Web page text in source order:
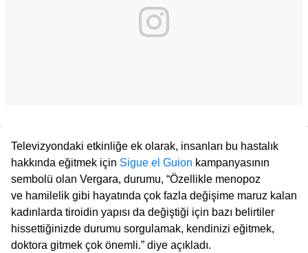
Televizyondaki etkinliğe ek olarak, insanları bu hastalık
hakkında eğitmek için Sigue el Guion kampanyasının
sembolü olan Vergara, durumu, “Özellikle menopoz
ve hamilelik gibi hayatında çok fazla değişime maruz kalan
kadınlarda tiroidin yapısı da değiştiği için bazı belirtiler
hissettiğinizde durumu sorgulamak, kendinizi eğitmek,
doktora gitmek çok önemli.” diye açıkladı.